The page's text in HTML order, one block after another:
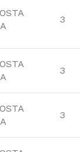
3
3
3